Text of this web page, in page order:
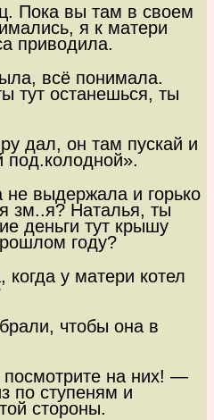
Пока вы там в своем
я к матери
приводила.
всё понимала.
тут останешься, ты
дал, он там пускай и
под.колодной».
выдержала и горько
зм..я? Наталья, ты
деньги тут крышу
году?
когда у матери котел
чтобы она в
на них! —
по ступеням и
стороны.